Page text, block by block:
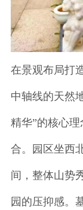
在景观布局打
中轴线的天然
精华”的核心
合。园区坐西
间，整体山势
园的压抑感。